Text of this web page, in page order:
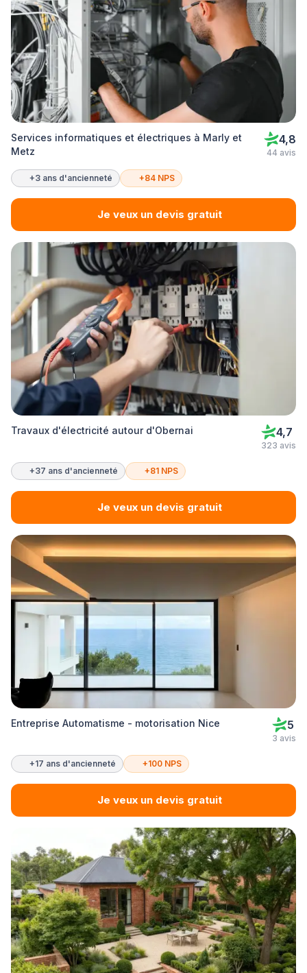
Services informatiques et électriques à Marly et
Metz
4,8
44 avis
+3 ans d'ancienneté +84 NPS
Je veux un devis gratuit
Travaux d'électricité autour d'Obernai 4,7
323 avis
+37 ans d'ancienneté +81 NPS
Je veux un devis gratuit
Entreprise Automatisme - motorisation Nice 5
3 avis
+17 ans d'ancienneté +100 NPS
Je veux un devis gratuit